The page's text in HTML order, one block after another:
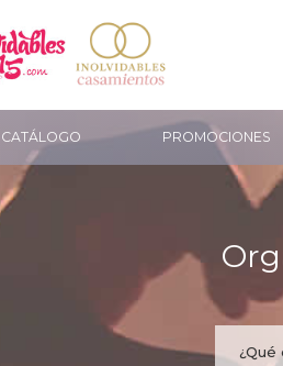
CATÁLOGO PROMOCIONES